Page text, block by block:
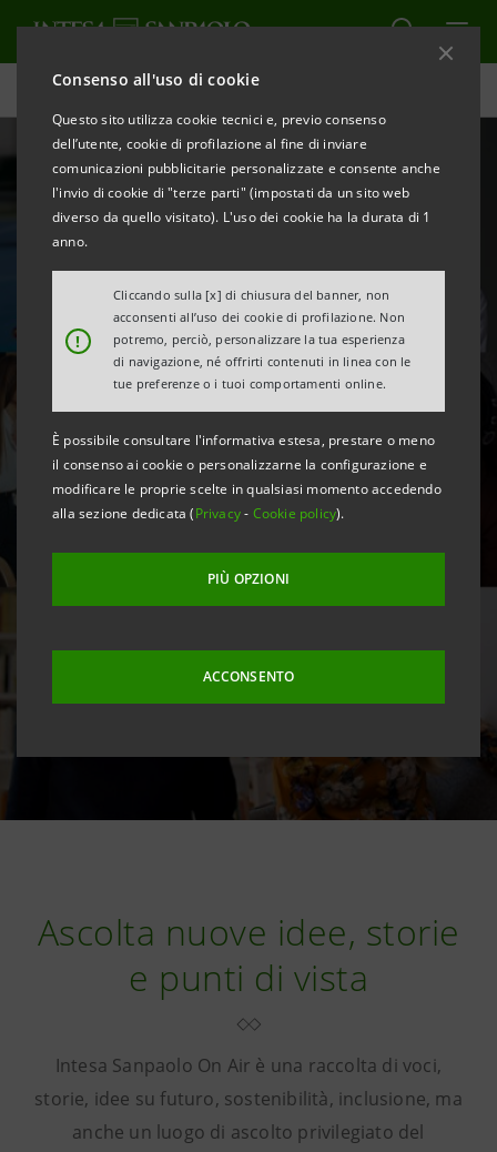
Consenso all'uso di cookie
Questo sito utilizza cookie tecnici e, previo consenso
dell’utente, cookie di profilazione al fine di inviare
comunicazioni pubblicitarie personalizzate e consente anche
l'invio di cookie di "terze parti" (impostati da un sito web
diverso da quello visitato). L'uso dei cookie ha la durata di 1
anno.
!
Cliccando sulla [x] di chiusura del banner, non
acconsenti all’uso dei cookie di profilazione. Non
potremo, perciò, personalizzare la tua esperienza
di navigazione, né offrirti contenuti in linea con le
tue preferenze o i tuoi comportamenti online.
È possibile consultare l'informativa estesa, prestare o meno
il consenso ai cookie o personalizzarne la configurazione e
modificare le proprie scelte in qualsiasi momento accedendo
alla sezione dedicata (Privacy- Cookie policy).
PIÙ OPZIONI
ACCONSENTO
Homepage
Intesa Sanpaolo On Air
Ascolta nuove idee, storie
e punti di vista
Intesa Sanpaolo On Air è una raccolta di voci,
storie, idee su futuro, sostenibilità, inclusione, ma
anche un luogo di ascolto privilegiato del